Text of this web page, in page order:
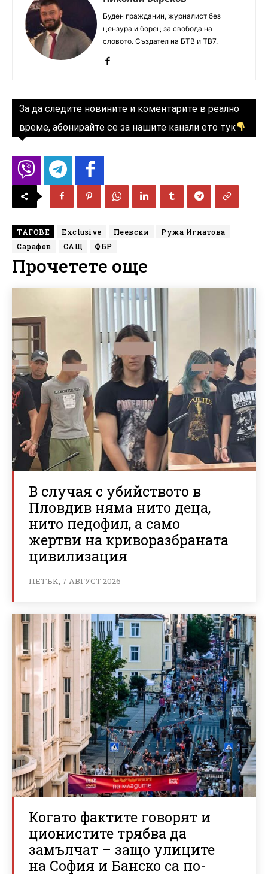
Буден гражданин, журналист без
цензура и борец за свобода на
словото. Създател на БТВ и ТВ7.
За да следите новините и коментарите в реално
време, абонирайте се за нашите канали ето тук
ТАГОВЕ Exclusive Пеевски
Ружа Игнатова
Сарафов
САЩ ФБР
Прочетете още
В случая с убийството в
Пловдив няма нито деца,
нито педофил, а само
жертви на криворазбраната
цивилизация
ПЕТЪК, 7 АВГУСТ 2026
Когато фактите говорят и
ционистите трябва да
замълчат – защо улиците
на София и Банско са по-